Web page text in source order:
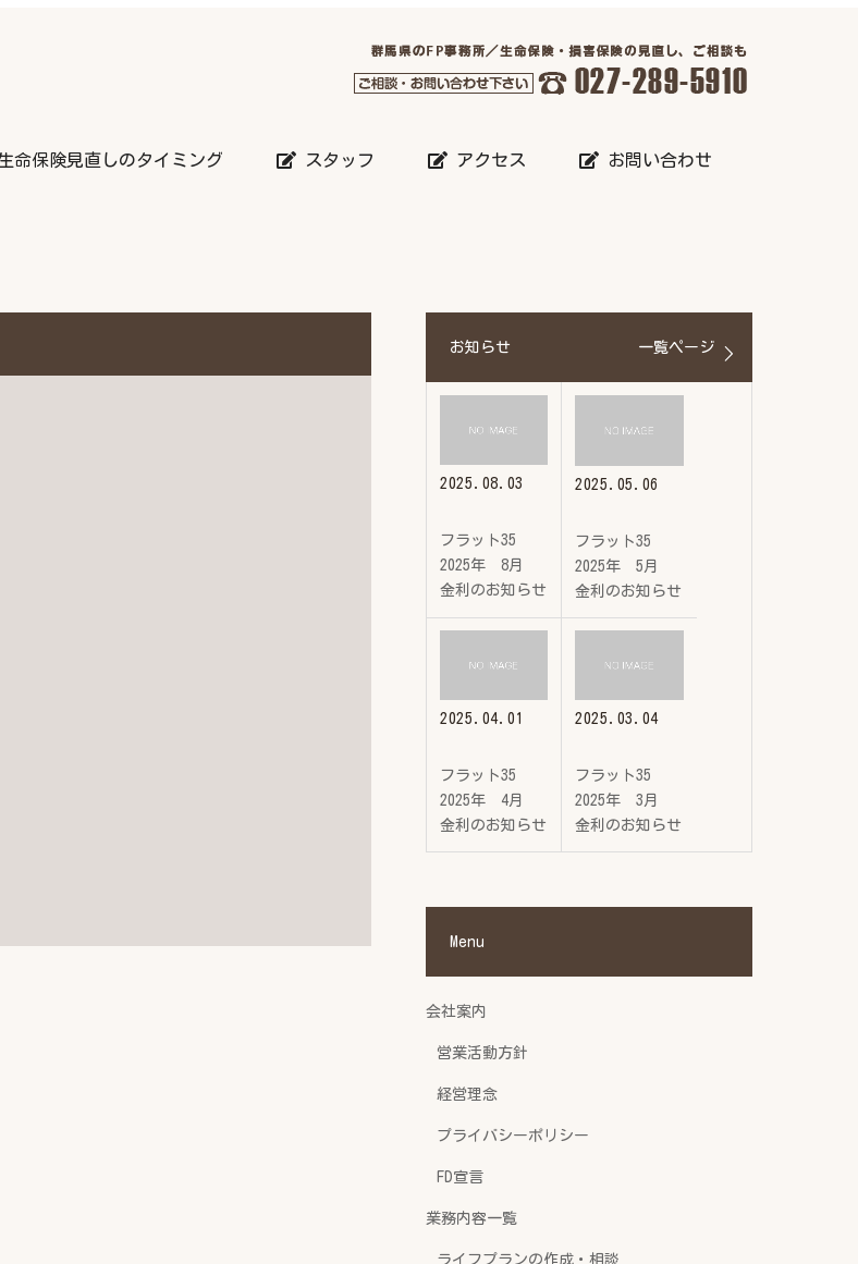
命保険見直しのタイミング スタッフ アクセス お問い合わせ
お知らせ 一覧ページ
2025.08.03
フラット35
2025年 8月
金利のお知らせ
2025.05.06
フラット35
2025年 5月
金利のお知らせ
2025.04.01
フラット35
2025年 4月
金利のお知らせ
2025.03.04
フラット35
2025年 3月
金利のお知らせ
Menu
会社案内
営業活動方針
経営理念
プライバシーポリシー
FD宣言
業務内容一覧
ライフプランの作成・相談